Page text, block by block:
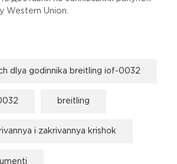
Western Union.
dlya godinnika breitling iof-0032
breitling
i zakrivannya krishok